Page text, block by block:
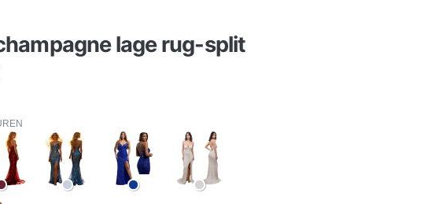
lage rug-split